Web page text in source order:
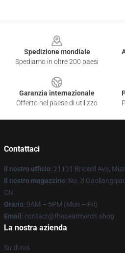
Spedizione mondiale
Spediamo in oltre 200 paesi
Garanzia internazionale
Offerto nel paese di utilizzo
Contattaci
Il nostro ufficio: 21101 Brickell Ave,
Il nostro magazzino: No. 3
CN
Orario: 9AM – 5PM (Mon – Fri)
Email : contact@thebearmerch.shop
La nostra azienda
Su di noi